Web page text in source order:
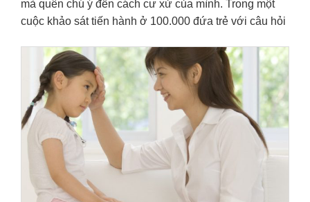
mà quên chú ý đến cách cư xử của mình. Trong một
cuộc khảo sát tiến hành ở 100.000 đứa trẻ với câu hỏi